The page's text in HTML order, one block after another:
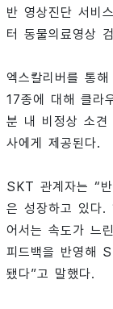
반 영상진단 서비
터 동물의료영상
엑스칼리버를 통
17종에 대해 클라
분 내 비정상 소견
사에게 제공된다.
SKT 관계자는 “
은 성장하고 있다.
어서는 속도가 느
피드백을 반영해
됐다”고 말했다.